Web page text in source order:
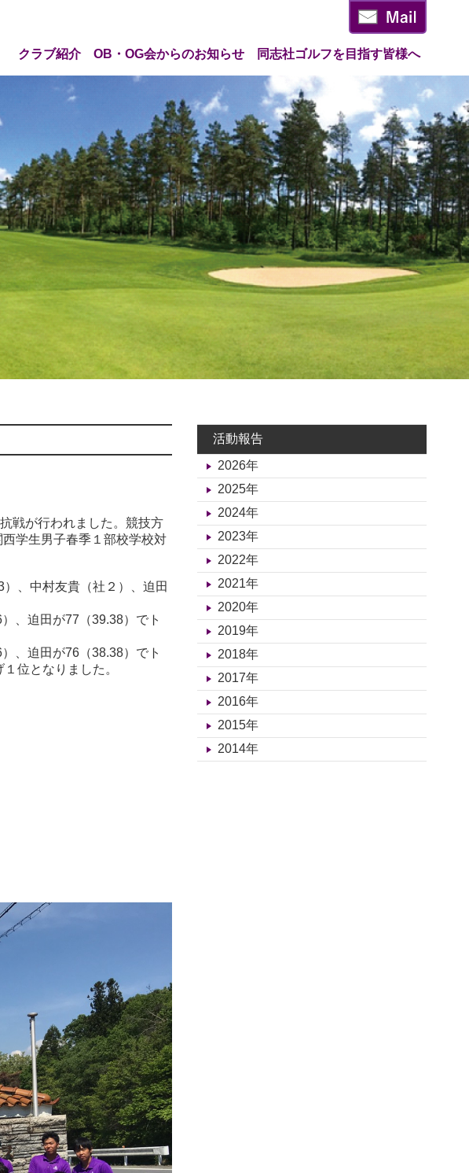
クラブ紹介 OB・OG会からのお知らせ 同志社ゴルフを目指す皆様へ
戦が行われました。競技方
西学生男子春季１部校学校対
、中村友貴（社２）、迫田
、迫田が77（39.38）でト
、迫田が76（38.38）でト
位となりました。
活動報告
2026年
2025年
2024年
2023年
2022年
2021年
2020年
2019年
2018年
2017年
2016年
2015年
2014年